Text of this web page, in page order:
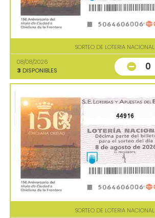
SORTEO DE LOTERIA NACIONAL
08/08/2026
3 DISPONIBLES 0
44916
SORTEO DE LOTERIA NACIONAL